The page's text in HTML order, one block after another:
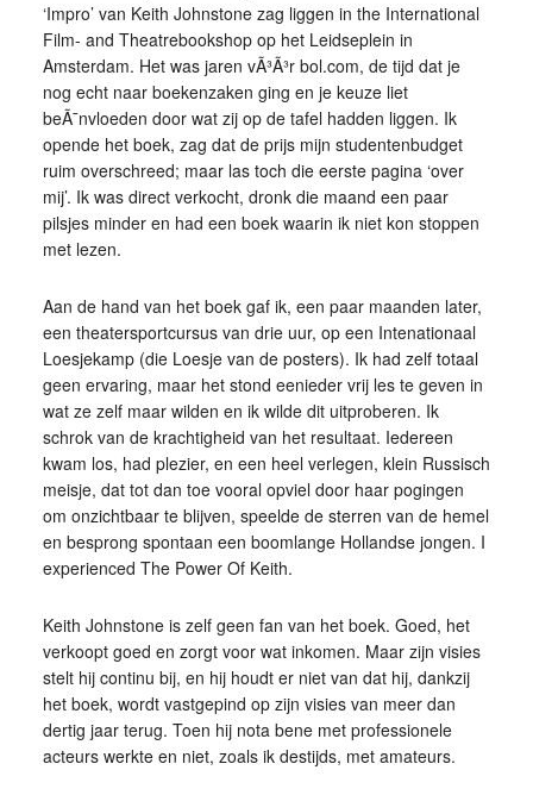
‘Impro’ van Keith Johnstone zag liggen in the International
Film- and Theatrebookshop op het Leidseplein in
Amsterdam. Het was jaren vÃ³Ã³r bol.com, de tijd dat je
nog echt naar boekenzaken ging en je keuze liet
beÃ¯nvloeden door wat zij op de tafel hadden liggen. Ik
opende het boek, zag dat de prijs mijn studentenbudget
ruim overschreed; maar las toch die eerste pagina ‘over
mij’. Ik was direct verkocht, dronk die maand een paar
pilsjes minder en had een boek waarin ik niet kon stoppen
met lezen.
Aan de hand van het boek gaf ik, een paar maanden later,
een theatersportcursus van drie uur, op een Intenationaal
Loesjekamp (die Loesje van de posters). Ik had zelf totaal
geen ervaring, maar het stond eenieder vrij les te geven in
wat ze zelf maar wilden en ik wilde dit uitproberen. Ik
schrok van de krachtigheid van het resultaat. Iedereen
kwam los, had plezier, en een heel verlegen, klein Russisch
meisje, dat tot dan toe vooral opviel door haar pogingen
om onzichtbaar te blijven, speelde de sterren van de hemel
en besprong spontaan een boomlange Hollandse jongen. I
experienced The Power Of Keith.
Keith Johnstone is zelf geen fan van het boek. Goed, het
verkoopt goed en zorgt voor wat inkomen. Maar zijn visies
stelt hij continu bij, en hij houdt er niet van dat hij, dankzij
het boek, wordt vastgepind op zijn visies van meer dan
dertig jaar terug. Toen hij nota bene met professionele
acteurs werkte en niet, zoals ik destijds, met amateurs.